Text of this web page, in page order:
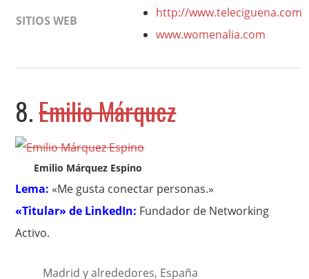
SITIOS WEB
http://www.teleciguena.com
www.womenalia.com
8.Emilio Márquez
Emilio Márquez Espino
Lema: «Me gusta conectar personas.»
«Titular» de LinkedIn: Fundador de Networking
Activo.
Madrid y alrededores, España